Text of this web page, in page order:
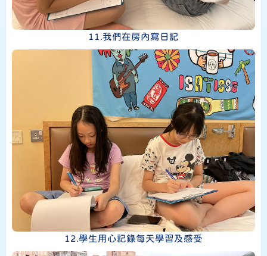
11.我們在房內寫日記
12.學生用心記錄每天學習及感受